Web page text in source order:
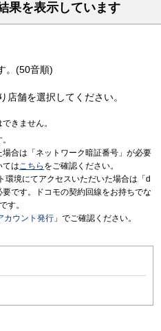
果を表示しています
。(50音順)
店舗を選択してください。
きません。
合は「ネットワーク暗証番号」が必要
てはこちら をご確認ください。
環境にてアクセスいただいた場合は「d
です。ドコモの契約回線をお持ちでな
す。
カウント発行 」でご確認ください。